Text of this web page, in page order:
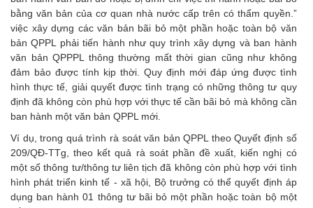
bằng văn bản của cơ quan nhà nước cấp trên có thẩm quyền.”
việc xây dựng các văn bản bãi bỏ một phần hoặc toàn bộ văn
bản QPPL phải tiến hành như quy trình xây dựng và ban hành
văn bản QPPPL thông thường mất thời gian cũng như không
đảm bảo được tính kịp thời. Quy định mới đáp ứng được tình
hình thực tế, giải quyết được tình trạng có những thông tư quy
định đã không còn phù hợp với thực tế cần bãi bỏ mà không cần
ban hành một văn bản QPPL mới.
Ví dụ, trong quá trình rà soát văn bản QPPL theo Quyết định số
209/QĐ-TTg, theo kết quả rà soát phần đề xuất, kiến nghị có
một số thông tư/thông tư liên tịch đã không còn phù hợp với tình
hình phát triển kinh tế - xã hội, Bộ trưởng có thể quyết định áp
dụng ban hành 01 thông tư bãi bỏ một phần hoặc toàn bộ một